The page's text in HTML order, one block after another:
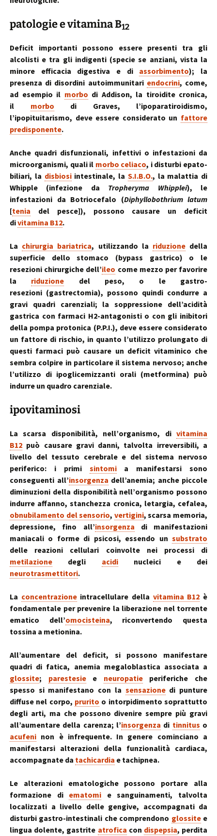
patologie e vitamina B12
Deficit importanti possono essere presenti tra gli
alcolisti e tra gli indigenti (specie se anziani, vista la
minore efficacia digestiva e di assorbimento); la
presenza di disordini autoimmunitari endocrini, come,
ad esempio il morbo di Addison, la tiroidite cronica,
il morbo di Graves, l’ipoparatiroidismo,
l’ipopituitarismo, deve essere considerato un fattore
predisponente.
Anche quadri disfunzionali, infettivi o infestazioni da
microorganismi, quali il morbo celiaco, i disturbi epato-
biliari, la disbiosiintestinale, la S.I.B.O., la malattia di
Whipple (infezione da Tropheryma Whipplei), le
infestazioni da Botriocefalo (Diphyllobothrium latum
[tenia del pesce]), possono causare un deficit
divitamina B12.
La chirurgia bariatrica, utilizzando la riduzionedella
superficie dello stomaco (bypass gastrico) o le
resezioni chirurgiche dell’ileo come mezzo per favorire
la riduzione del peso, o le gastro-
resezioni (gastrectomia), possono quindi condurre a
gravi quadri carenziali; la soppressione dell’acidità
gastrica con farmaci H2-antagonisti o con gli inibitori
della pompa protonica (P.P.I.), deve essere considerato
un fattore di rischio, in quanto l’utilizzo prolungato di
questi farmaci può causare un deficit vitaminico che
sembra colpire in particolare il sistema nervoso; anche
l’utilizzo di ipoglicemizzanti orali (metformina) può
indurre un quadro carenziale.
ipovitaminosi
La scarsa disponibilità, nell’organismo, di vitamina
B12 può causare gravi danni, talvolta irreversibili, a
livello del tessuto cerebrale e del sistema nervoso
periferico: i primi sintomia manifestarsi sono
conseguenti all’insorgenza dell’anemia; anche piccole
diminuzioni della disponibilità nell’organismo possono
indurre affanno, stanchezza cronica, letargia, cefalea,
obnubilamento del sensorio, vertigini, scarsa memoria,
depressione, fino all’insorgenza di manifestazioni
maniacali o forme di psicosi, essendo un substrato
delle reazioni cellulari coinvolte nei processi di
metilazione degli acidinucleici e dei
neurotrasmettitori.
La concentrazioneintracellulare della vitamina B12 è
fondamentale per prevenire la liberazione nel torrente
ematico dell’omocisteina, riconvertendo questa
tossina a metionina.
All’aumentare del deficit, si possono manifestare
quadri di fatica, anemia megaloblastica associata a
glossite; parestesiee neuropatieperiferiche che
spesso si manifestano con la sensazionedi punture
diffuse nel corpo, prurito o intorpidimento soprattutto
degli arti, ma che possono divenire sempre più gravi
all’aumentare della carenza; l’insorgenza di tinnitus o
acufeni non è infrequente. In genere cominciano a
manifestarsi alterazioni della funzionalità cardiaca,
accompagnate da tachicardia e tachipnea.
Le alterazioni ematologiche possono portare alla
formazione di ematomi e sanguinamenti, talvolta
localizzati a livello delle gengive, accompagnati da
disturbi gastro-intestinali che comprendono glossitee
lingua dolente, gastrite atrofica con dispepsia, perdita